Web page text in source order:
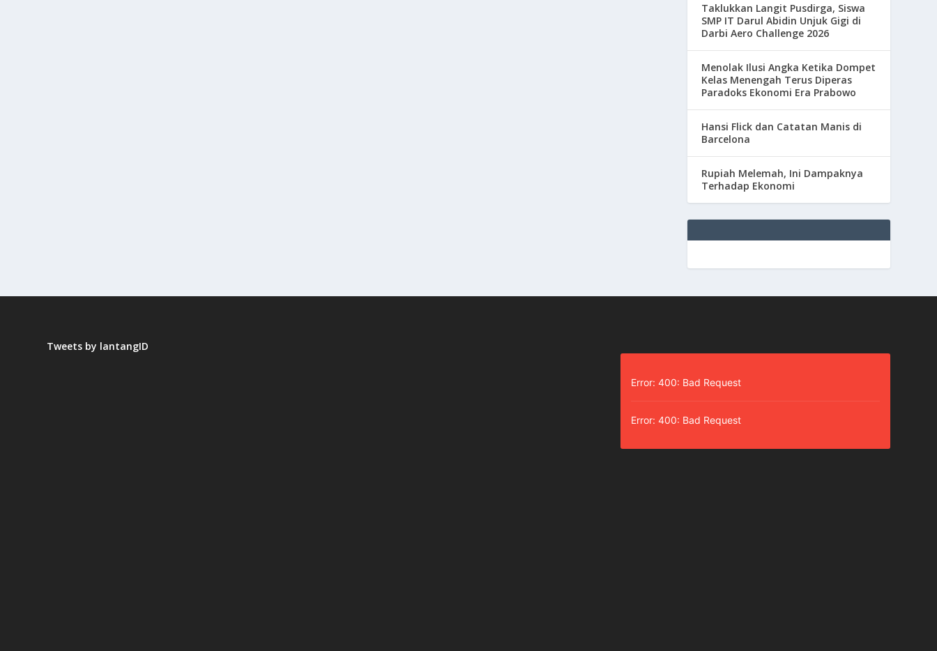
Taklukkan Langit Pusdirga, Siswa
SMP IT Darul Abidin Unjuk Gigi di
Darbi Aero Challenge 2026
Menolak Ilusi Angka Ketika Dompet
Kelas Menengah Terus Diperas
Paradoks Ekonomi Era Prabowo
Hansi Flick dan Catatan Manis di
Barcelona
Rupiah Melemah, Ini Dampaknya
Terhadap Ekonomi
Tweets by lantangID
Error: 400: Bad Request
Error: 400: Bad Request